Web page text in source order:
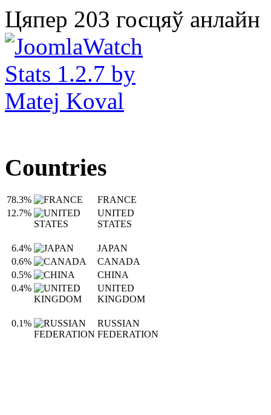
Цяпер 203 госцяў анлайн
Countries
78.3%
FRANCE
12.7%
UNITED
STATES
6.4%
JAPAN
0.6%
CANADA
0.5%
CHINA
0.4%
UNITED
KINGDOM
0.1%
RUSSIAN
FEDERATION